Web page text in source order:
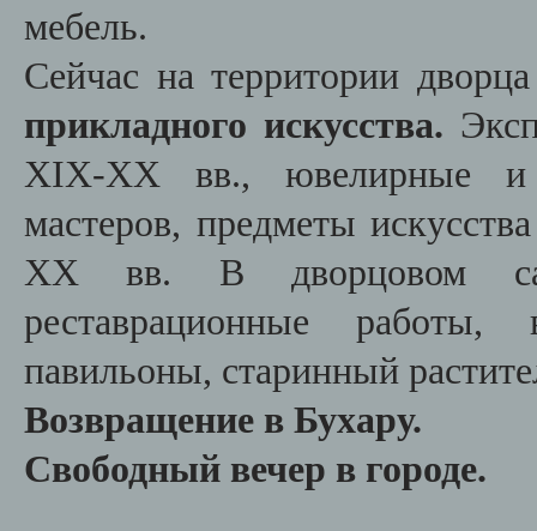
мебель.
Сейчас на территории
прикладного искусства.
XIX-XX вв., ювелирные и
мастеров, предметы
XX вв. В дворцовом
реставрационные работы,
павильоны, старинный
Возвращение в Бухару.
Свободный вечер в городе.